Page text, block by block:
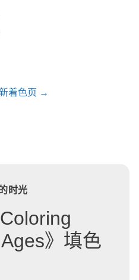
着色页 →
时光
》填色